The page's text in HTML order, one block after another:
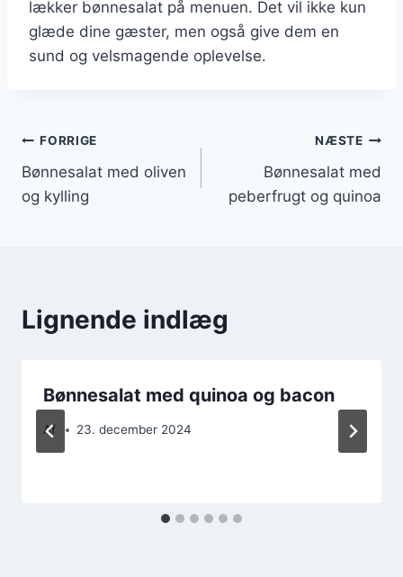
lækker bønnesalat på menuen. Det vil ikke kun
glæde dine gæster, men også give dem en
sund og velsmagende oplevelse.
Indlægsnavigation
FORRIGE
Bønnesalat med oliven
og kylling
NÆSTE
Bønnesalat med
peberfrugt og quinoa
Lignende indlæg
Bønnesalat med quinoa og bacon
Af 23. december 2024